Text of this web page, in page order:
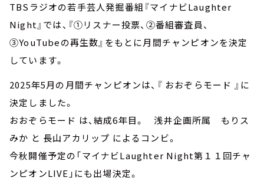
TBSラジオの若手芸人発掘番組『マイナビLaughter
Night』では、『①リスナー投票、②番組審査員、
③YouTubeの再生数』をもとに月間チャンピオンを決定
しています。
2025年5月の月間チャンピオンは、『 おおぞらモード 』に
決定しました。
おおぞらモード は、結成6年目。 浅井企画所属 もりス
みか と 長山アカリップ によるコンビ。
今秋開催予定の「マイナビLaughter Night第１１回チャ
ンピオンLIVE」にも出場決定。